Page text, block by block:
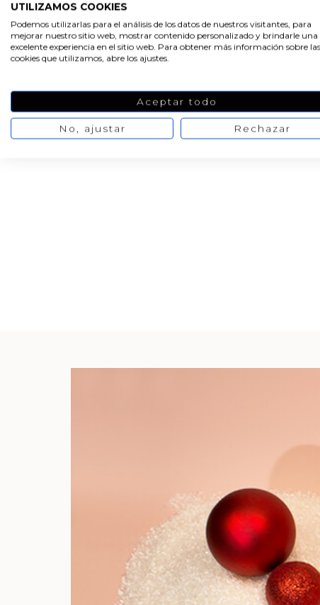
UTILIZAMOS COOKIES
Podemos utilizarlas para el análisis de los datos de nuestros visitantes, para
mejorar nuestro sitio web, mostrar contenido personalizado y brindarle una
excelente experiencia en el sitio web. Para obtener más información sobre las
cookies que utilizamos, abre los ajustes.
Aceptar todo
No, ajustar Rechazar